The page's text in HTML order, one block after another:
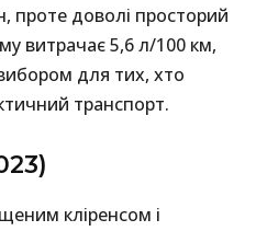
проте доволі просторий
витрачає 5,6 л/100 км,
для тих, хто
транспорт.
кліренсом і